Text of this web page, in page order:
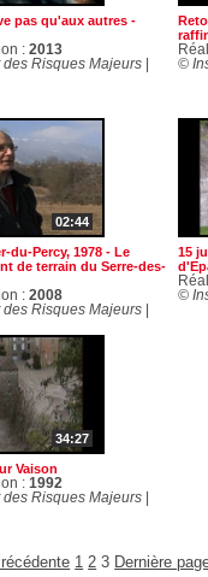
pas qu'aux autres -
: 2013
des Risques Majeurs|
©
02:44
du-Percy, 1978 - Le
de terrain du Serre-des-
: 2008
des Risques Majeurs|
15
©
34:27
Vaison
: 1992
des Risques Majeurs|
1 2 3 Dernière